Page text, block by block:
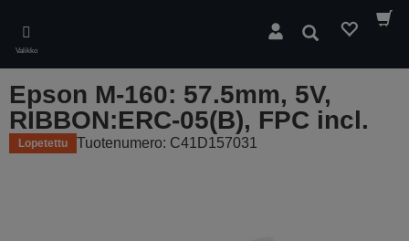
main
content
Valikko
Hae
Epson M-160: 57.5mm, 5V,
RIBBON:ERC-05(B), FPC incl.
Lopetettu Tuotenumero: C41D157031